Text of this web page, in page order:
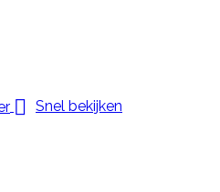
 Snel bekijken